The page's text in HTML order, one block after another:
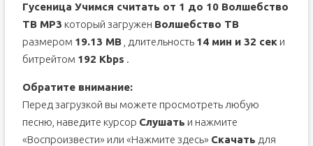
Гусеница Учимся считать от 1 до 10 Волшебство
ТВ MP3 который загружен Волшебство ТВ
размером 19.13 MB, длительность 14 мин и 32 секи
битрейтом 192 Kbps .
Обратите внимание:
Перед загрузкой вы можете просмотреть любую
песню, наведите курсор Слушать и нажмите
«Воспроизвести» или «Нажмите здесь» Скачать для